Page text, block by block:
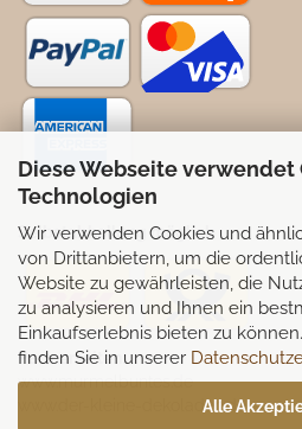
Diese Webseite verwendet
Technologien
Wir verwenden Cookies und
von Drittanbietern, um die
Website zu gewährleisten, die
zu analysieren und Ihnen ein
Einkaufserlebnis bieten zu
finden Sie in unserer
Alle
Selbstabhollung möglich
Partnerseiten:
www.murmelbuntes.de
www.der-kleine-dekoladen.de